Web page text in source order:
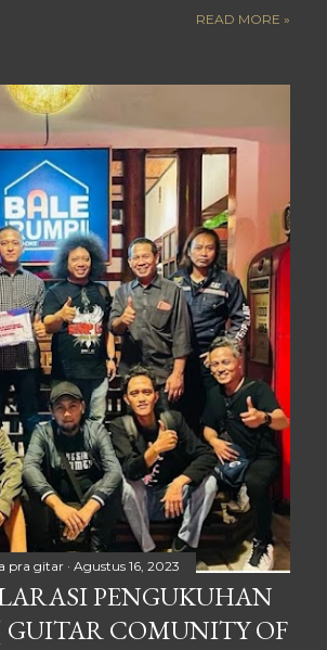
gitar, karirnya didedikasikan
gitar di beberapa sekolah
negeri maupun swasta dan privat
penguji atau Asesor di LSP
Profesi Musik Indonesia) di
READ MORE »
pra gitar Agustus 16, 2023
PENGUKUHAN
GUITAR COMUNITY OF